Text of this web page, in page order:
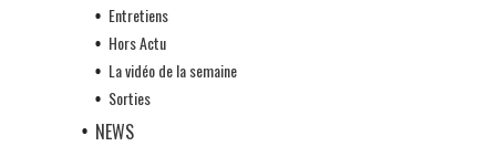
Entretiens
Hors Actu
La vidéo de la semaine
Sorties
NEWS